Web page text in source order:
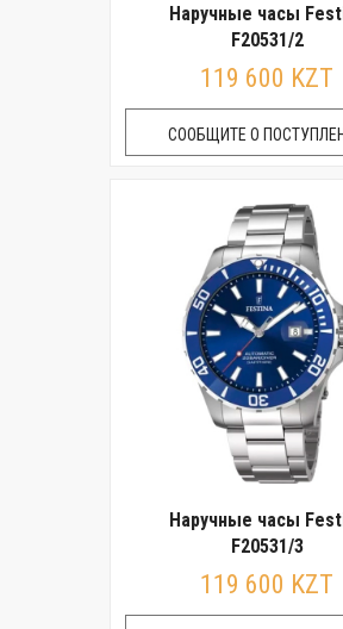
Наручные часы
F20531/2
119 600 KZT
СООБЩИТЕ О
Наручные часы
F20531/3
119 600 KZT